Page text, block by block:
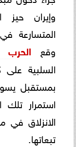
وإيران حيز
المتسارعة
وقع الحرب
السلبية
بمستقبل
استمرار
الانزلاق في
تبعاتها.